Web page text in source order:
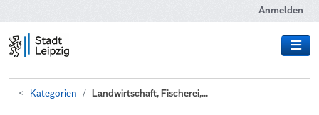
Anmelden
Kategorien Landwirtschaft, Fischerei,...